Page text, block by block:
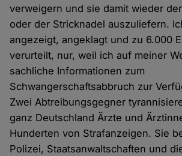
verweigern und sie damit wieder
oder der Stricknadel auszuliefern.
angezeigt, angeklagt und zu 6.000
verurteilt, nur, weil ich auf meiner
sachliche Informationen zum
Schwangerschaftsabbruch zur
Zwei Abtreibungsgegner
ganz Deutschland Ärzte und
Hunderten von Strafanzeigen. Sie
Polizei, Staatsanwaltschaften und